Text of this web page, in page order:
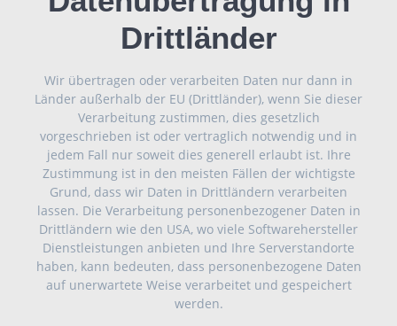
Drittländer
Wir übertragen oder verarbeiten Daten nur dann in
Länder außerhalb der EU (Drittländer), wenn Sie dieser
Verarbeitung zustimmen, dies gesetzlich
vorgeschrieben ist oder vertraglich notwendig und in
jedem Fall nur soweit dies generell erlaubt ist. Ihre
Zustimmung ist in den meisten Fällen der wichtigste
Grund, dass wir Daten in Drittländern verarbeiten
lassen. Die Verarbeitung personenbezogener Daten in
Drittländern wie den USA, wo viele Softwarehersteller
Dienstleistungen anbieten und Ihre Serverstandorte
haben, kann bedeuten, dass personenbezogene Daten
auf unerwartete Weise verarbeitet und gespeichert
werden.